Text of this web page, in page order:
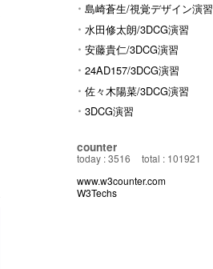
島崎蒼生/視覚デザイン演習
水田修太朗/3DCG演習
安藤貴仁/3DCG演習
24AD157/3DCG演習
佐々木陽菜/3DCG演習
3DCG演習
counter
today : 3516
total : 101921
www.w3counter.com
W3Techs